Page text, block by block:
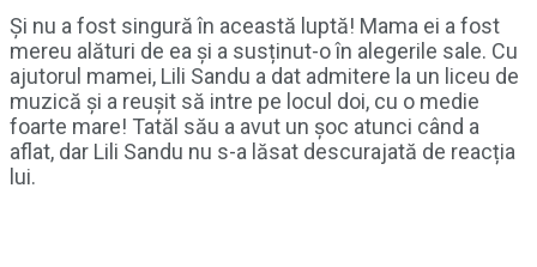
Și nu a fost singură în această luptă! Mama ei a fost
mereu alături de ea și a susținut-o în alegerile sale. Cu
ajutorul mamei, Lili Sandu a dat admitere la un liceu de
muzică și a reușit să intre pe locul doi, cu o medie
foarte mare! Tatăl său a avut un șoc atunci când a
aflat, dar Lili Sandu nu s-a lăsat descurajată de reacția
lui.